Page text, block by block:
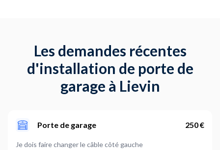
Les demandes récentes
d'installation de porte de
garage à Lievin
Porte de garage 250 €
Je dois faire changer le câble côté gauche